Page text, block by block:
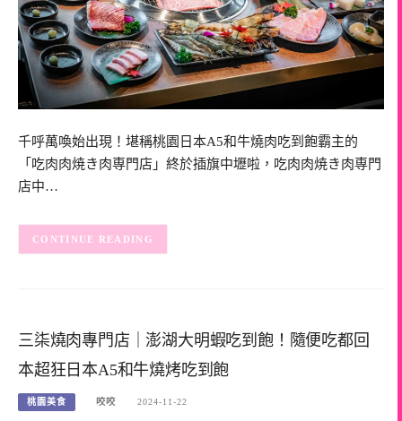
千呼萬喚始出現！堪稱桃園日本A5和牛燒肉吃到飽霸主的
「吃肉肉焼き肉専門店」終於插旗中壢啦，吃肉肉焼き肉専門
店中…
CONTINUE READING
三柒燒肉專門店｜澎湖大明蝦吃到飽！隨便吃都回
本超狂日本A5和牛燒烤吃到飽
桃園美食 咬咬 2024-11-22